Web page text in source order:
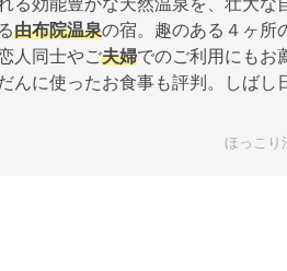
る効能豊かな天然温泉を、壮大な
由布院温泉の宿。趣のある４ヶ所
人同士やご夫婦でのご利用にもお
んに使ったお食事も評判。しばし
ほっこり